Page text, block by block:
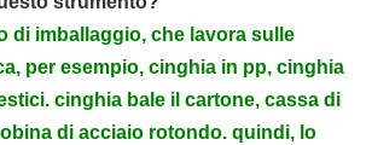
di imballaggio, che lavora sulle
per esempio, cinghia in pp, cinghia
cinghia bale il cartone, cassa di
di acciaio rotondo. quindi, lo